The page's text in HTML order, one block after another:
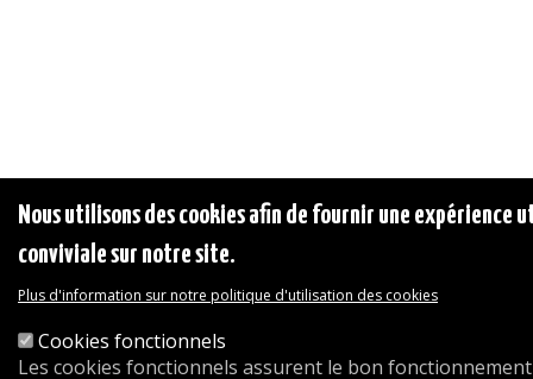
Nous utilisons des cookies afin de fournir une
conviviale sur notre site.
Plus d'information sur notre politique d'utilisation des cookies
Cookies fonctionnels
Les cookies fonctionnels assurent le bon